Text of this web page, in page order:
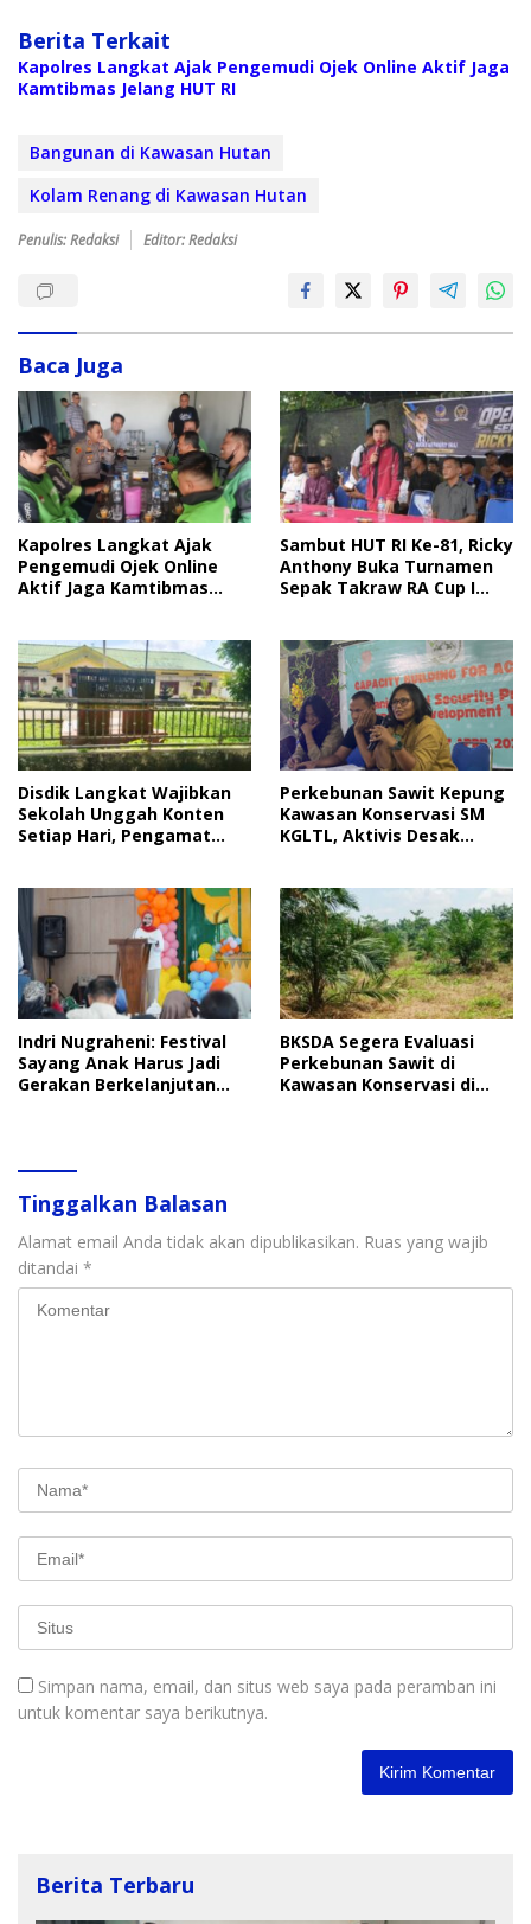
Berita Terkait
Kapolres Langkat Ajak Pengemudi Ojek Online Aktif Jaga
Kamtibmas Jelang HUT RI
Bangunan di Kawasan Hutan
Kolam Renang di Kawasan Hutan
Penulis: Redaksi Editor: Redaksi
Baca Juga
Kapolres Langkat Ajak
Pengemudi Ojek Online
Aktif Jaga Kamtibmas
Sambut HUT RI Ke-81, Ricky
Anthony Buka Turnamen
Sepak Takraw RA Cup I
Disdik Langkat Wajibkan
Sekolah Unggah Konten
Setiap Hari, Pengamat
Perkebunan Sawit Kepung
Kawasan Konservasi SM
KGLTL, Aktivis Desak
Indri Nugraheni: Festival
Sayang Anak Harus Jadi
Gerakan Berkelanjutan
BKSDA Segera Evaluasi
Perkebunan Sawit di
Kawasan Konservasi di
Tinggalkan Balasan
Alamat email Anda tidak akan dipublikasikan. Ruas yang wajib
ditandai *
Simpan nama, email, dan situs web saya pada peramban ini
untuk komentar saya berikutnya.
Berita Terbaru